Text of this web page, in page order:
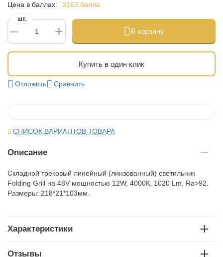
Цена в баллах: 3163 балла
+
−
шт.
В корзину
Купить в один клик
Отложить Сравнить
СПИСОК ВАРИАНТОВ ТОВАРА
Описание
Складной трековый линейный (линзованный) светильник
Folding Grill на 48V мощностью 12W, 4000К, 1020 Lm, Ra>92.
Размеры: 218*21*103мм.
Характеристики
Отзывы